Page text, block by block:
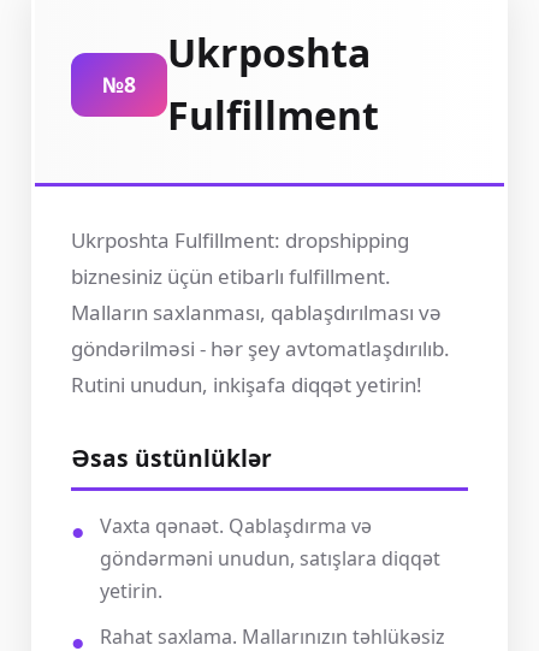
№8
Ukrposhta
Fulfillment
Ukrposhta Fulfillment: dropshipping
biznesiniz üçün etibarlı fulfillment.
Malların saxlanması, qablaşdırılması və
göndərilməsi - hər şey avtomatlaşdırılıb.
Rutini unudun, inkişafa diqqət yetirin!
Əsas üstünlüklər
Vaxta qənaət. Qablaşdırma və
göndərməni unudun, satışlara diqqət
yetirin.
Rahat saxlama. Mallarınızın təhlükəsiz